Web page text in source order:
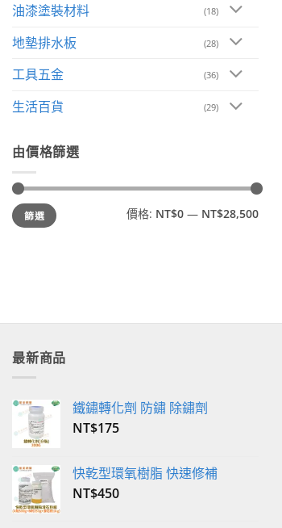
油漆塗裝材料 (18)
地墊排水板 (28)
工具五金 (36)
生活百貨 (29)
由價格篩選
最
低
價
最
高
價
篩選 價格: NT$0 — NT$28,500
最新商品
鐵鏽轉化劑 防鏽 除鏽劑
NT$175
快乾型環氧樹脂 快速修補
NT$450